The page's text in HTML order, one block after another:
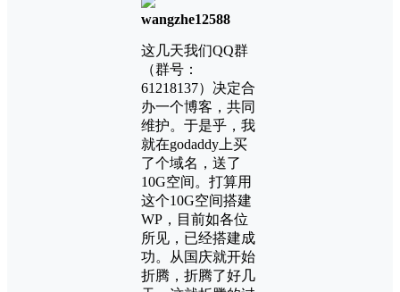
wangzhe12588
这几天我们QQ群
（群号：
61218137）决定合
办一个博客，共同
维护。于是乎，我
就在godaddy上买
了个域名，送了
10G空间。打算用
这个10G空间搭建
WP，目前如各位
所见，已经搭建成
功。从国庆就开始
折腾，折腾了好几